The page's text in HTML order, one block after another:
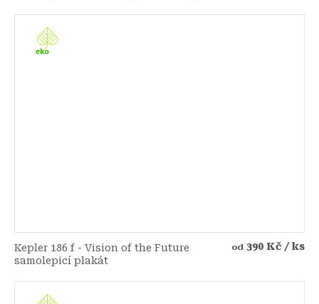
Kepler 186 f - Vision of the Future
samolepicí plakát
od 390 Kč / ks